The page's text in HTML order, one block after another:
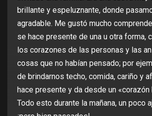
brillante y espeluznante, donde
agradable. Me gustó mucho
se hace presente de una u otra forma,
los corazones de las personas y las
cosas que no habían pensado; por
de brindarnos techo, comida, cariño y
hace presente y da desde un «corazón
Todo esto durante la mañana, un poco